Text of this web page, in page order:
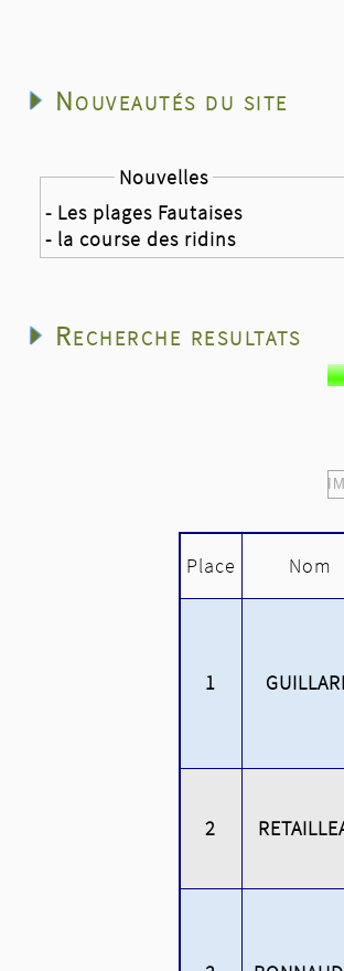
Nouveautés du site
Nouvelles
- Les plages Fautaises
- la course des ridins
Recherche resultats
Place Nom
1
2